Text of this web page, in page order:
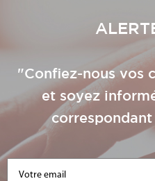
"Confiez-nous vos
et soyez